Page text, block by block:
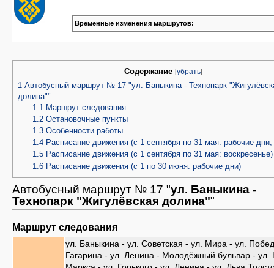
Временные изменения маршрутов:
Содержание [убрать]
1 Автобусный маршрут № 17 "ул. Баныкина - Технопарк
долина""
1.1 Маршрут следования
1.2 Остановочные пункты
1.3 Особенности работы
1.4 Расписание движения (с 1 сентября по 31 мая: рабочие дни,
1.5 Расписание движения (с 1 сентября по 31 мая: воскресенье)
1.6 Расписание движения (с 1 по 30 июня: рабочие дни)
Автобусный маршрут № 17 "ул. Баныкина -
Технопарк "Жигулёвская долина""
Маршрут следования
ул. Баныкина - ул. Советская - ул. Мира - ул.
Гагарина - ул. Ленина - Молодёжный бульвар - ул.